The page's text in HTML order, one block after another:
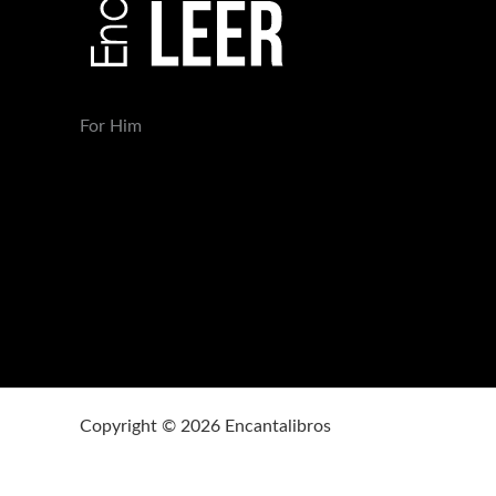
For Him
Copyright © 2026 Encantalibros